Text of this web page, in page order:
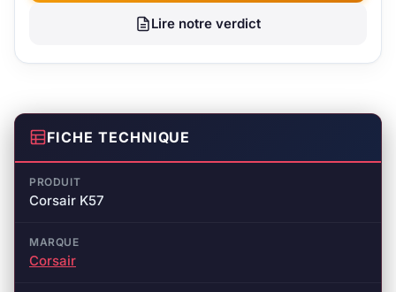
Lire notre verdict
FICHE TECHNIQUE
PRODUIT
Corsair K57
MARQUE
Corsair